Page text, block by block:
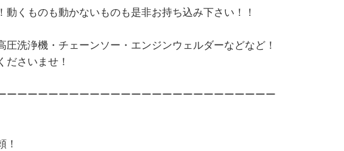
くものも動かないものも是非お持ち込み下さい！！
洗浄機・チェーンソー・エンジンウェルダーなどなど！
ださいませ！
ーーーーーーーーーーーーーーーーーーーーーーーーーー
！